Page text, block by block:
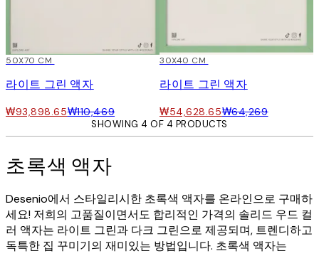
15%*
50X70 CM
라이트 그린 액자
₩93,898.65₩110,469
15%*
30X40 CM
라이트 그린 액자
₩54,628.65₩64,269
SHOWING 4 OF 4 PRODUCTS
초록색 액자
Desenio에서 스타일리시한 초록색 액자를 온라인으로 구매하
세요! 저희의 고품질이면서도 합리적인 가격의 솔리드 우드 컬
러 액자는 라이트 그린과 다크 그린으로 제공되며, 트렌디하고
독특한 집 꾸미기의 재미있는 방법입니다. 초록색 액자는